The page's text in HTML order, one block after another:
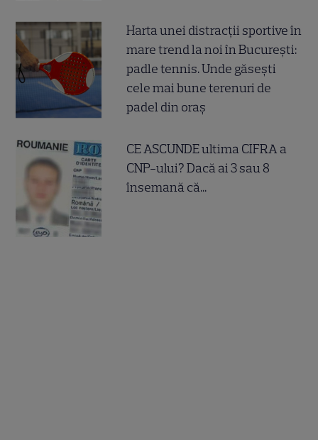
Harta unei distracții sportive în
mare trend la noi în București:
padle tennis. Unde găsești
cele mai bune terenuri de
padel din oraș
CE ASCUNDE ultima CIFRA a
CNP-ului? Dacă ai 3 sau 8
însemană că...